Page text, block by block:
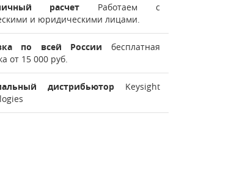
расчет Работаем с
и юридическими лицами.
по всей России бесплатная
от 15 000 руб.
дистрибьюторKeysight